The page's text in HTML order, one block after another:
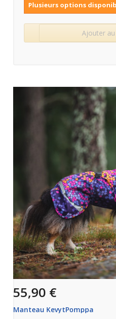
Plusieurs options
Ajouter
55,90 €
Manteau KevytPomppa